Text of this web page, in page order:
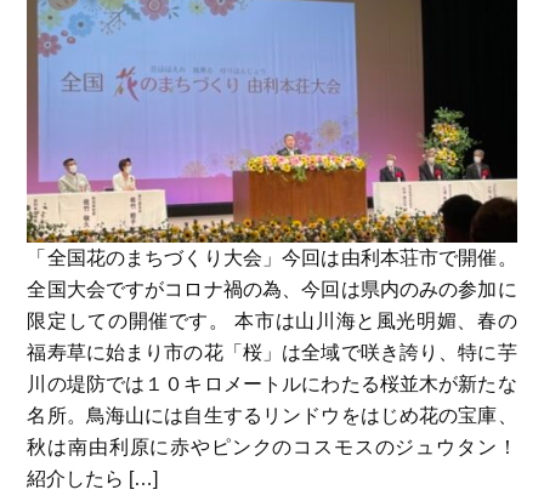
「全国花のまちづくり大会」今回は由利本荘市で開催。
全国大会ですがコロナ禍の為、今回は県内のみの参加に
限定しての開催です。 本市は山川海と風光明媚、春の
福寿草に始まり市の花「桜」は全域で咲き誇り、特に芋
川の堤防では１０キロメートルにわたる桜並木が新たな
名所。鳥海山には自生するリンドウをはじめ花の宝庫、
秋は南由利原に赤やピンクのコスモスのジュウタン！
紹介したら […]